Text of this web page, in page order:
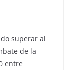
superar al
de la
entre